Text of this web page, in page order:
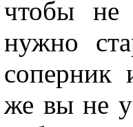
чтобы не
нужно
соперник
же вы не